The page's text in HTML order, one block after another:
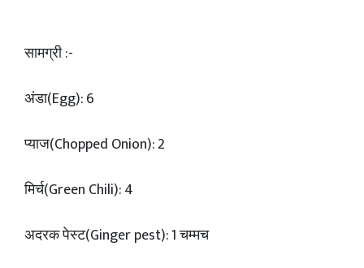
सामग्री :-
अंडा(Egg): 6
प्याज(Chopped Onion): 2
मिर्च(Green Chili): 4
अदरक पेस्ट(Ginger pest): 1 चम्मच